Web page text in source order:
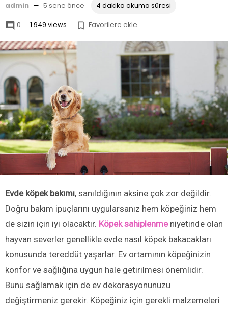
admin — 5 sene önce 4 dakika okuma süresi
 0 1.949 views  Favorilere ekle
Evde köpek bakımı, sanıldığının aksine çok zor değildir.
Doğru bakım ipuçlarını uygularsanız hem köpeğiniz hem
de sizin için iyi olacaktır. Köpek sahiplenmeniyetinde olan
hayvan severler genellikle evde nasıl köpek bakacakları
konusunda tereddüt yaşarlar. Ev ortamının köpeğinizin
konfor ve sağlığına uygun hale getirilmesi önemlidir.
Bunu sağlamak için de ev dekorasyonunuzu
değiştirmeniz gerekir. Köpeğiniz için gerekli malzemeleri